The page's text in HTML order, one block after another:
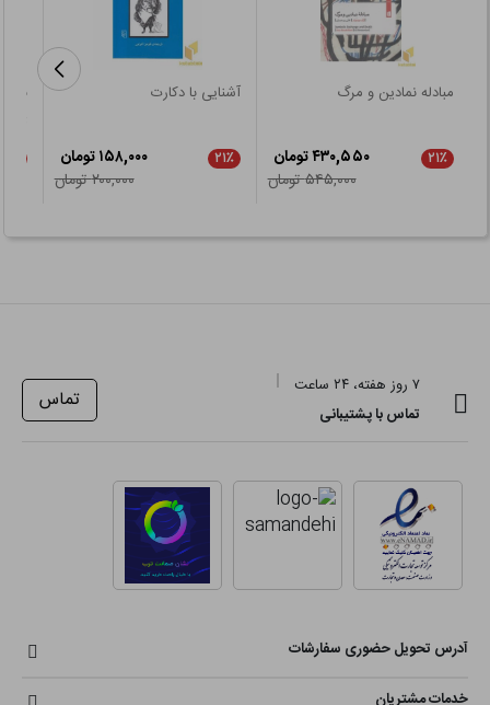
مبادله نمادین و مرگ
۲۱٪
۴۳۰,۵۵۰ تومان
۵۴۵,۰۰۰ تومان
آشنایی با دکارت
۲۱٪
۱۵۸,۰۰۰ تومان
۲۰۰,۰۰۰ تومان
۷ روز هفته، ۲۴ ساعت
تماس با پشتیبانی
تماس
آدرس تحویل حضوری سفارشات
خدمات مشتریان